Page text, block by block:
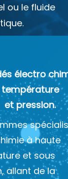
ou le fluide
électro
température
et pression.
à haute
et sous
allant de la